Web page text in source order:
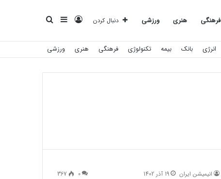
فرهنگی هنری ورزشی
برای
سایدبار ورود دنبال کردن
انرژی بانک بیمه تکنولوژی فرهنگی هنری ورزشی
انیمیشن ایران 19 آذر 1402 0
367